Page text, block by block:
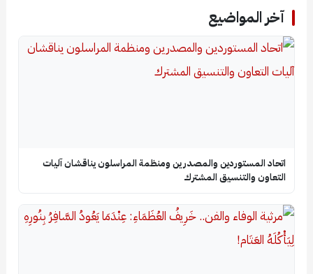
آخر المواضيع
اتحاد المستوردين والمصدرين ومنظمة المراسلون يناقشان آليات
التعاون والتنسيق المشترك